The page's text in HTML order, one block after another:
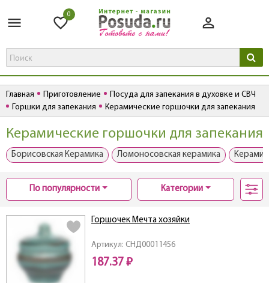
0
Главная Приготовление
Посуда для запекания в духовке и СВЧ
Горшки для запекания
Керамические горшочки для запекания
Керамические горшочки для запекания
Борисовская Керамика Ломоносовская керамика
По популярности Категории
Артикул: СНД00011456
Горшочек Мечта хозяйки
187.37 ₽